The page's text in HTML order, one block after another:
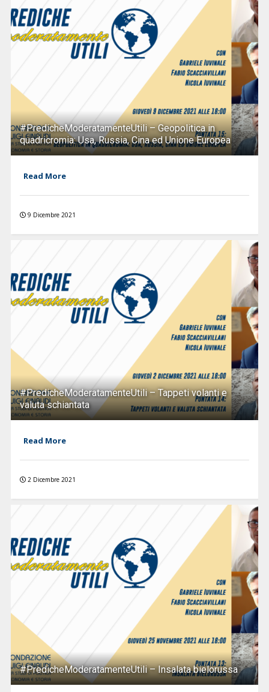
#PredicheModeratamenteUtili – Geopolitica in
quadricromia: Usa, Russia, Cina ed Unione Europea
Read More
9 Dicembre 2021
#PredicheModeratamenteUtili – Tappeti volanti e
valuta schiantata
Read More
2 Dicembre 2021
#PredicheModeratamenteUtili – Insalata bielorussa